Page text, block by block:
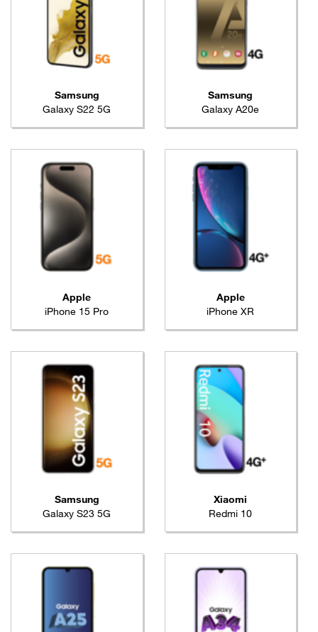
Samsung
Galaxy S22 5G
Samsung
Galaxy A20e
Apple
iPhone 15 Pro
Apple
iPhone XR
Samsung
Galaxy S23 5G
Xiaomi
Redmi 10